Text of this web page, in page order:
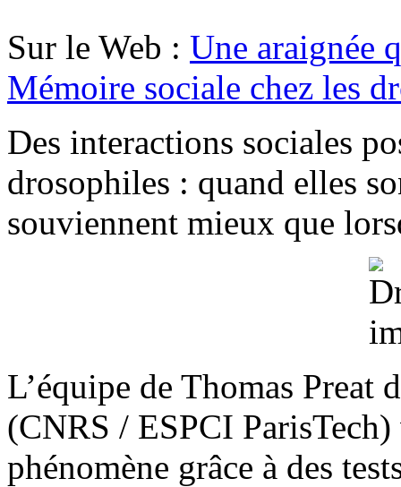
Sur le Web : Une araignée
Mémoire sociale chez les
Des interactions sociales
drosophiles : quand elles
souviennent mieux que
L’équipe de Thomas
(CNRS / ESPCI
phénomène grâce à des